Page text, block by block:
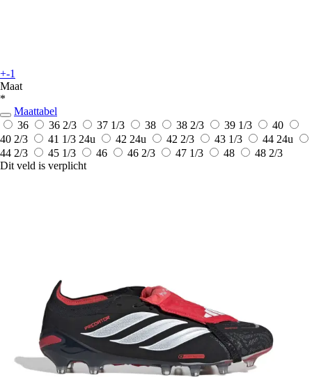
+-1
Maat
*
Maattabel
36
36 2/3 37 1/3 38 38 2/3 39 1/3
40
40 2/3
41 1/3 24u 42 24u 42 2/3 43 1/3 44 24u
44 2/3
45 1/3 46 46 2/3 47 1/3 48
48 2/3
Dit veld is verplicht